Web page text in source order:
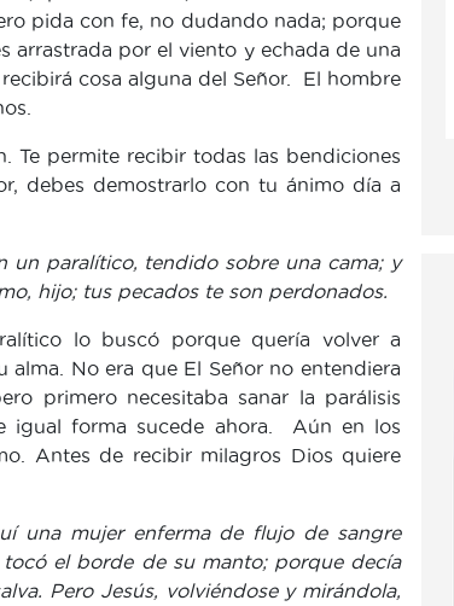
pida con fe, no dudando nada; porque
arrastrada por el viento y echada de una
cosa alguna del Señor. El hombre
Te permite recibir todas las bendiciones
debes demostrarlo con tu ánimo día a
un paralítico, tendido sobre una cama; y
hijo; tus pecados te son perdonados.
lo buscó porque quería volver a
No era que El Señor no entendiera
primero necesitaba sanar la parálisis
igual forma sucede ahora. Aún en los
Antes de recibir milagros Dios quiere
una mujer enferma de flujo de sangre
el borde de su manto; porque decía
Pero Jesús, volviéndose y mirándola,